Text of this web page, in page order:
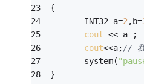
{
       INT32 a=
2 ,b=
cout << a ;
cout<<a;// 我
       system(
}